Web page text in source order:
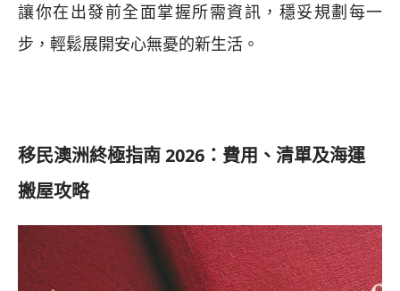
讓你在出發前全面掌握所需資訊，穩妥規劃每一
步，輕鬆展開安心無憂的新生活。
移民澳洲終極指南 2026：費用、清單及海運
搬屋攻略